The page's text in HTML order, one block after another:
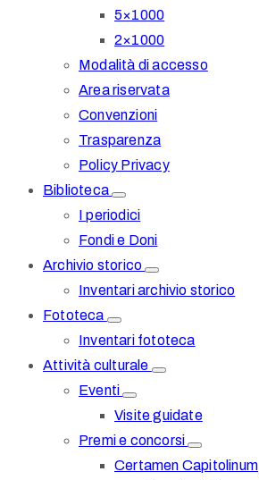
5×1000
2×1000
Modalità di accesso
Area riservata
Convenzioni
Trasparenza
Policy Privacy
Biblioteca
I periodici
Fondi e Doni
Archivio storico
Inventari archivio storico
Fototeca
Inventari fototeca
Attività culturale
Eventi
Visite guidate
Premi e concorsi
Certamen Capitolinum